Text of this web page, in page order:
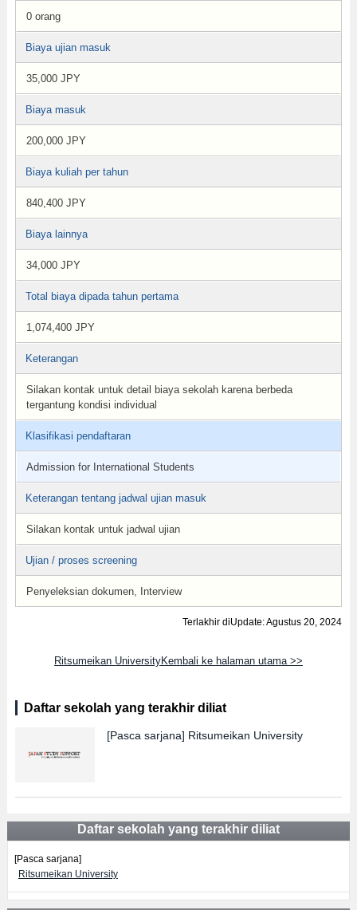
0 orang
Biaya ujian masuk
35,000 JPY
Biaya masuk
200,000 JPY
Biaya kuliah per tahun
840,400 JPY
Biaya lainnya
34,000 JPY
Total biaya dipada tahun pertama
1,074,400 JPY
Keterangan
Silakan kontak untuk detail biaya sekolah karena berbeda
tergantung kondisi individual
Klasifikasi pendaftaran
Admission for International Students
Keterangan tentang jadwal ujian masuk
Silakan kontak untuk jadwal ujian
Ujian / proses screening
Penyeleksian dokumen, Interview
Terlakhir diUpdate: Agustus 20, 2024
Ritsumeikan UniversityKembali ke halaman utama >>
Daftar sekolah yang terakhir diliat
[Pasca sarjana] Ritsumeikan University
Daftar sekolah yang terakhir diliat
[Pasca sarjana]
Ritsumeikan University